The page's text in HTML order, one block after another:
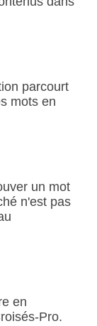
parcourt
mots en
un mot
n'est pas
en